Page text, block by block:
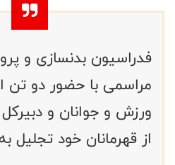
فدراسیون بدنسازی و
مراسمی با حضور دو تن
ورزش و جوانان و
از قهرمانان خود تجلیل